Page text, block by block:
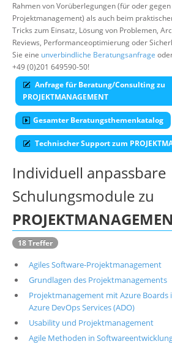
Suche
Rahmen von Vorüberlegungen (für oder
Projektmanagement) als auch beim
Tricks zum Einsatz, Lösung von Problemen,
Reviews, Performanceoptimierung oder
Sie eine unverbindliche Beratungsanfrage
+49 (0)201 649590-50!
Anfrage für Beratung/Consulting zu
PROJEKTMANAGEMENT
Gesamter Beratungsthemenkatalog
Technischer Support zum
Individuell anpassbare
Schulungsmodule zu
18 Treffer
Agiles Software-Projektmanagement
Grundlagen des Projektmanagements
Projektmanagement mit Azure Boards
Azure DevOps Services (ADO)
Usability und Projektmanagement
Agile Methoden in